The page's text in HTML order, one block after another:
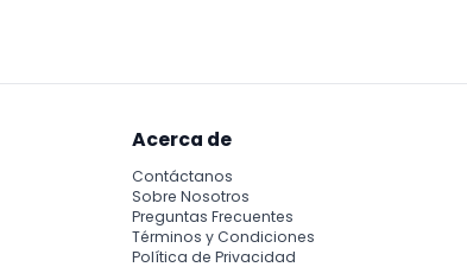
Acerca de
Contáctanos
Sobre Nosotros
Preguntas Frecuentes
Términos y Condiciones
Política de Privacidad